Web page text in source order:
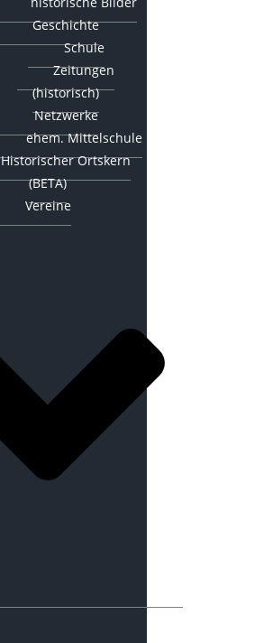
Geschichte
Schule
Zeitungen
(historisch)
Netzwerke
ehem. Mittelschule
Historischer Ortskern
(BETA)
Vereine